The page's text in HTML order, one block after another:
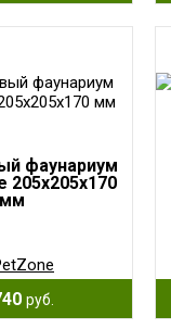
фаунариум
205х205х170
мм
руб.